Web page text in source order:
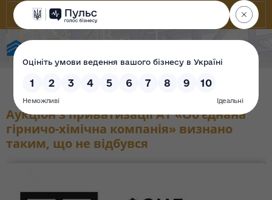
Аукціон з приватизації АТ «Об’єднана
гірничо-хімічна компанія» визнано
таким, що не відбувся